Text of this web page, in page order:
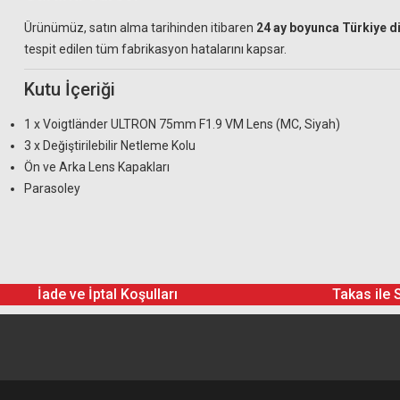
Ürünümüz, satın alma tarihinden itibaren 24 ay boyunca Türkiye
tespit edilen tüm fabrikasyon hatalarını kapsar.
Kutu İçeriği
1 x Voigtländer ULTRON 75mm F1.9 VM Lens (MC, Siyah)
3 x Değiştirilebilir Netleme Kolu
Ön ve Arka Lens Kapakları
Parasoley
İade ve İptal Koşulları Takas ile